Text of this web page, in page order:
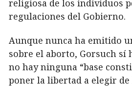
religiosa de los individuos
regulaciones del Gobierno.
Aunque nunca ha emitido
sobre el aborto, Gorsuch sí
no hay ninguna “base
poner la libertad a elegir